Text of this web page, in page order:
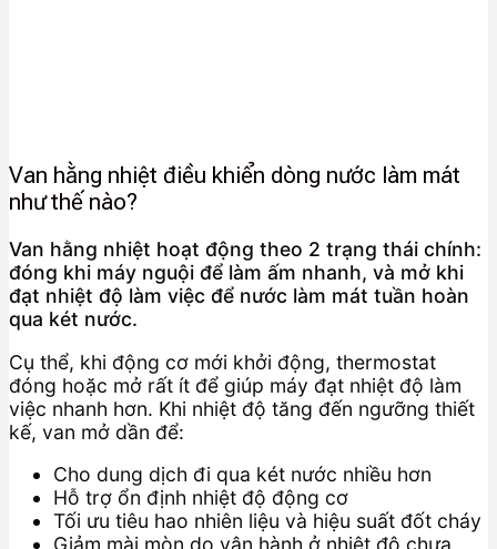
Van hằng nhiệt điều khiển dòng nước làm mát
như thế nào?
Van hằng nhiệt hoạt động theo 2 trạng thái chính:
đóng khi máy nguội để làm ấm nhanh, và mở khi
đạt nhiệt độ làm việc để nước làm mát tuần hoàn
qua két nước.
Cụ thể, khi động cơ mới khởi động, thermostat
đóng hoặc mở rất ít để giúp máy đạt nhiệt độ làm
việc nhanh hơn. Khi nhiệt độ tăng đến ngưỡng thiết
kế, van mở dần để:
Cho dung dịch đi qua két nước nhiều hơn
Hỗ trợ ổn định nhiệt độ động cơ
Tối ưu tiêu hao nhiên liệu và hiệu suất đốt cháy